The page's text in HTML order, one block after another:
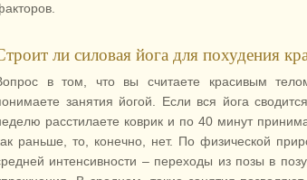
ли силовая йога для похудения
в том, что вы считаете красивым
занятия йогой. Если вся йога
расстилаете коврик и по 40 минут
раньше, то, конечно, нет. По физической
интенсивности – переходы из позы в